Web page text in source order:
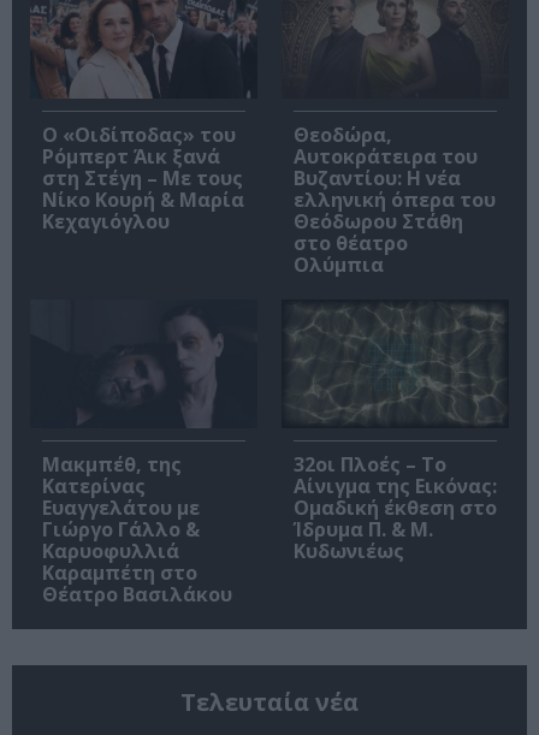
O «Οιδίποδας» του
Ρόμπερτ Άικ ξανά
στη Στέγη – Με τους
Νίκο Κουρή & Μαρία
Κεχαγιόγλου
Θεοδώρα,
Αυτοκράτειρα του
Βυζαντίου: Η νέα
ελληνική όπερα του
Θεόδωρου Στάθη
στο θέατρο
Ολύμπια
Μακμπέθ, της
Κατερίνας
Ευαγγελάτου με
Γιώργο Γάλλο &
Καρυοφυλλιά
Καραμπέτη στο
Θέατρο Βασιλάκου
32οι Πλοές – Το
Αίνιγμα της Εικόνας:
Ομαδική έκθεση στο
Ίδρυμα Π. & Μ.
Κυδωνιέως
Τελευταία νέα